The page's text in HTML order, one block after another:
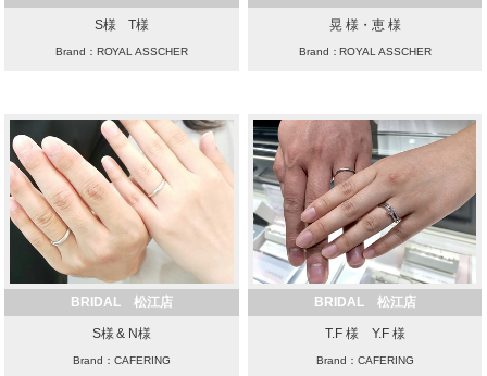
S様 T様
Brand：ROYAL ASSCHER
晃 様・恵 様
Brand：ROYAL ASSCHER
BRIDAL 松江店
S様 & N様
Brand：CAFERING
BRIDAL 松江店
T.F 様 Y.F 様
Brand：CAFERING